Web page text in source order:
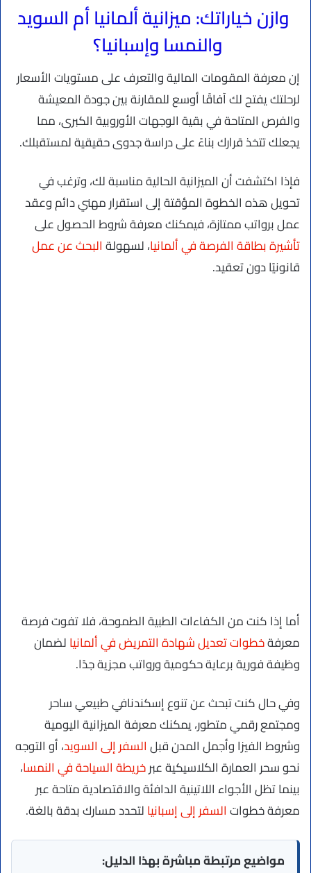
وازن خياراتك: ميزانية ألمانيا أم السويد
والنمسا وإسبانيا؟
إن معرفة المقومات المالية والتعرف على مستويات الأسعار
لرحلتك يفتح لك آفاقًا أوسع للمقارنة بين جودة المعيشة
والفرص المتاحة في بقية الوجهات الأوروبية الكبرى، مما
يجعلك تتخذ قرارك بناءً على دراسة جدوى حقيقية لمستقبلك.
فإذا اكتشفت أن الميزانية الحالية مناسبة لك، وترغب في
تحويل هذه الخطوة المؤقتة إلى استقرار مهني دائم وعقد
عمل برواتب ممتازة، فيمكنك معرفة شروط الحصول على
تأشيرة بطاقة الفرصة في ألمانيا، لسهولةالبحث عن عمل
قانونيًا دون تعقيد.
أما إذا كنت من الكفاءات الطبية الطموحة، فلا تفوت فرصة
معرفةخطوات تعديل شهادة التمريض في ألمانيالضمان
وظيفة فورية برعاية حكومية ورواتب مجزية جدًا.
وفي حال كنت تبحث عن تنوع إسكندنافي طبيعي ساحر
ومجتمع رقمي متطور، يمكنك معرفة الميزانية اليومية
وشروط الفيزا وأجمل المدن قبلالسفر إلى السويد، أو التوجه
نحو سحر العمارة الكلاسيكية عبرخريطة السياحة في النمسا،
بينما تظل الأجواء اللاتينية الدافئة والاقتصادية متاحة عبر
معرفة خطواتالسفر إلى إسبانيالتحدد مسارك بدقة بالغة.
مواضيع مرتبطة مباشرة بهذا الدليل: